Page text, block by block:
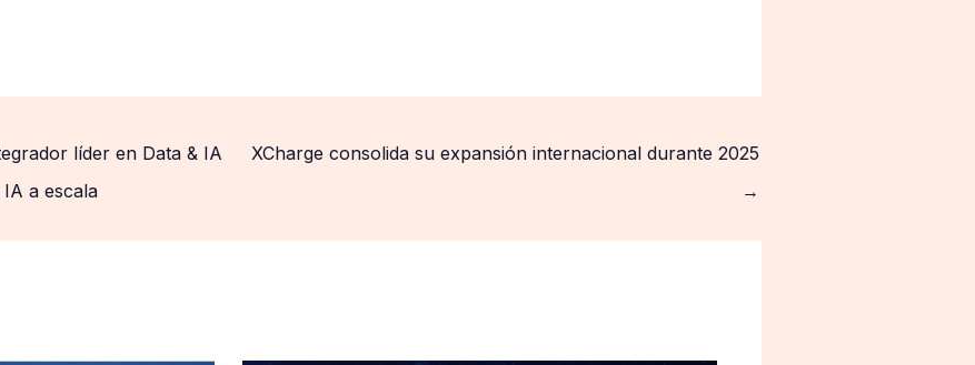
líder en Data & IA
a escala
XCharge consolida su expansión internacional durante 2025
→